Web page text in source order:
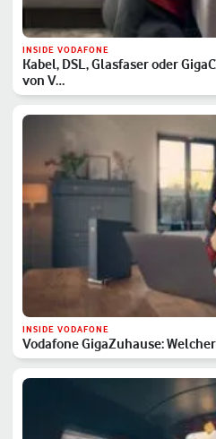
INSIDE VODAFONE
Kabel, DSL, Glasfaser oder
von V…
INSIDE VODAFONE
Vodafone GigaZuhause: